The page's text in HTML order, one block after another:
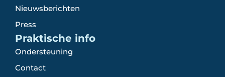
Nieuwsberichten
Press
Praktische info
Ondersteuning
Contact